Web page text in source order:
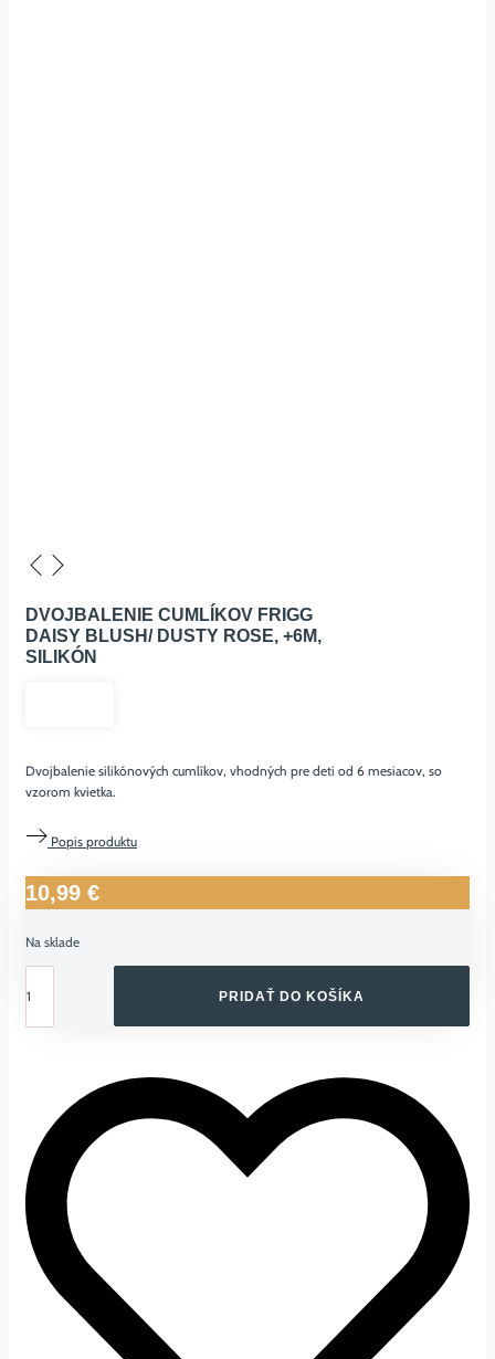
DVOJBALENIE CUMLÍKOV FRIGG
DAISY BLUSH/ DUSTY ROSE, +6M,
SILIKÓN
Dvojbalenie silikónových cumlíkov, vhodných pre deti od 6 mesiacov, so
vzorom kvietka.
Popis produktu
10,99 €
Na sklade
DVOJBALENIE
ROSE,
+6M,
SILIKÓN
PRIDAŤ DO KOŠÍKA